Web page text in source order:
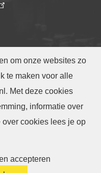
om onze websites zo
te maken voor alle
Met deze cookies
informatie over
cookies lees je op
accepteren
-Webarchief
-